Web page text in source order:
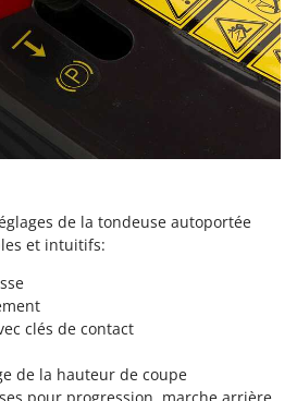
de la tondeuse autoportée
et intuitifs:
clés de contact
de la hauteur de coupe
pour progression, marche arrière